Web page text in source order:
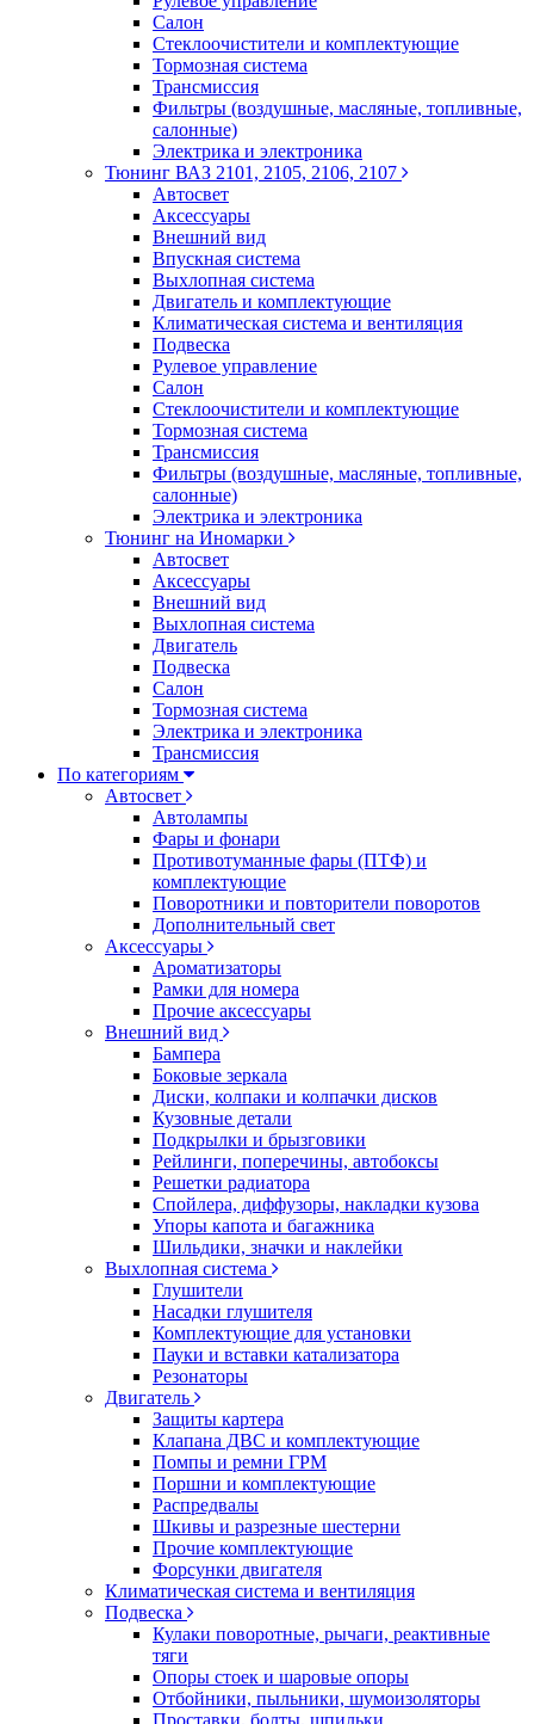
Салон
Стеклоочистители и комплектующие
Тормозная система
Трансмиссия
Фильтры (воздушные, масляные, топливные,
салонные)
Электрика и электроника
Тюнинг ВАЗ 2101, 2105, 2106, 2107
Автосвет
Аксессуары
Внешний вид
Впускная система
Выхлопная система
Двигатель и комплектующие
Климатическая система и вентиляция
Подвеска
Рулевое управление
Салон
Стеклоочистители и комплектующие
Тормозная система
Трансмиссия
Фильтры (воздушные, масляные, топливные,
салонные)
Электрика и электроника
Тюнинг на Иномарки
Автосвет
Аксессуары
Внешний вид
Выхлопная система
Двигатель
Подвеска
Салон
Тормозная система
Электрика и электроника
Трансмиссия
По категориям
Автосвет
Автолампы
Фары и фонари
Противотуманные фары (ПТФ) и
комплектующие
Поворотники и повторители поворотов
Дополнительный свет
Аксессуары
Ароматизаторы
Рамки для номера
Прочие аксессуары
Внешний вид
Бампера
Боковые зеркала
Диски, колпаки и колпачки дисков
Кузовные детали
Подкрылки и брызговики
Рейлинги, поперечины, автобоксы
Решетки радиатора
Спойлера, диффузоры, накладки кузова
Упоры капота и багажника
Шильдики, значки и наклейки
Выхлопная система
Глушители
Насадки глушителя
Комплектующие для установки
Пауки и вставки катализатора
Резонаторы
Двигатель
Защиты картера
Клапана ДВС и комплектующие
Помпы и ремни ГРМ
Поршни и комплектующие
Распредвалы
Шкивы и разрезные шестерни
Прочие комплектующие
Форсунки двигателя
Климатическая система и вентиляция
Подвеска
Кулаки поворотные, рычаги, реактивные
тяги
Опоры стоек и шаровые опоры
Отбойники, пыльники, шумоизоляторы
Проставки, болты, шпильки